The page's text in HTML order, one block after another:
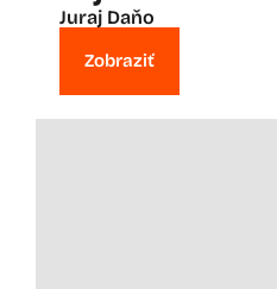
Juraj Daňo
Zobraziť